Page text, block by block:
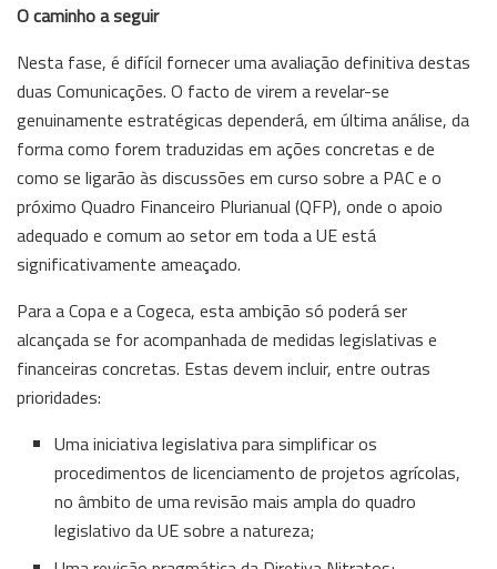
O caminho a seguir
Nesta fase, é difícil fornecer uma avaliação definitiva destas
duas Comunicações. O facto de virem a revelar-se
genuinamente estratégicas dependerá, em última análise, da
forma como forem traduzidas em ações concretas e de
como se ligarão às discussões em curso sobre a PAC e o
próximo Quadro Financeiro Plurianual (QFP), onde o apoio
adequado e comum ao setor em toda a UE está
significativamente ameaçado.
Para a Copa e a Cogeca, esta ambição só poderá ser
alcançada se for acompanhada de medidas legislativas e
financeiras concretas. Estas devem incluir, entre outras
prioridades:
Uma iniciativa legislativa para simplificar os
procedimentos de licenciamento de projetos agrícolas,
no âmbito de uma revisão mais ampla do quadro
legislativo da UE sobre a natureza;